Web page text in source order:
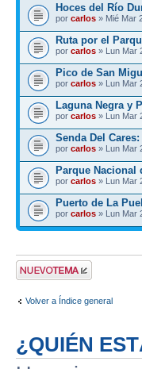
Hoces del Río
por carlos » Mié Mar
Ruta por el
por carlos » Lun Mar
Pico de San
por carlos » Lun Mar
Laguna Negra y
por carlos » Lun Mar
Senda Del
por carlos » Lun Mar
Parque Nacional
por carlos » Lun Mar
Puerto de La
por carlos » Lun Mar
Publicar un nuevo
tema
Volver a Índice general
¿QUIÉN